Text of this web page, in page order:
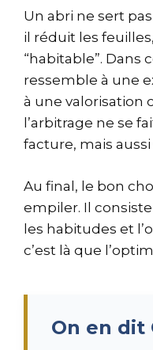
Un abri ne sert
il réduit les
“habitable”. Dans
ressemble à une
à une valorisation
l’arbitrage ne se
facture, mais
Au final, le bon
empiler. Il
les habitudes et
c’est là que
On en dit